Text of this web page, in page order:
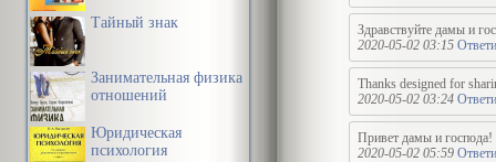
Тайный знак
Занимательная физика
отношений
Юридическая
психология
Здравствуйте дамы и
2020-05-02 03:15
Thanks designed for
2020-05-02 03:24
Привет дамы и господа!
2020-05-02 05:59